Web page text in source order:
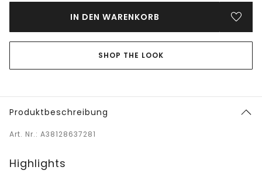
IN DEN WARENKORB
SHOP THE LOOK
Produktbeschreibung
Art. Nr.: A38128637281
Highlights